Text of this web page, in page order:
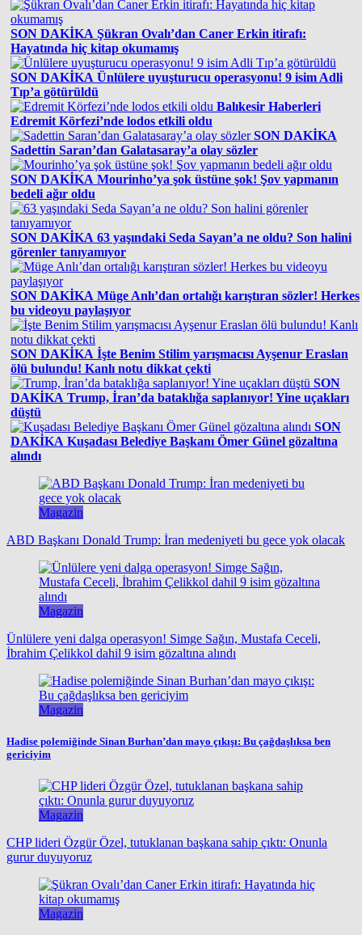
SON DAKİKA Şükran Ovalı’dan Caner Erkin itirafı:
Hayatında hiç kitap okumamış
SON DAKİKA Ünlülere uyuşturucu operasyonu! 9 isim Adli
Tıp’a götürüldü
Balıkesir Haberleri
Edremit Körfezi’nde lodos etkili oldu
SON DAKİKA
Sadettin Saran’dan Galatasaray’a olay sözler
SON DAKİKA Mourinho’ya şok üstüne şok! Şov yapmanın
bedeli ağır oldu
SON DAKİKA 63 yaşındaki Seda Sayan’a ne oldu? Son halini
görenler tanıyamıyor
SON DAKİKA Müge Anlı’dan ortalığı karıştıran sözler! Herkes
bu videoyu paylaşıyor
SON DAKİKA İşte Benim Stilim yarışmacısı Ayşenur Eraslan
ölü bulundu! Kanlı notu dikkat çekti
SON
DAKİKA Trump, İran’da bataklığa saplanıyor! Yine uçakları
düştü
SON
DAKİKA Kuşadası Belediye Başkanı Ömer Günel gözaltına
alındı
Magazin
ABD Başkanı Donald Trump: İran medeniyeti bu gece yok olacak
Magazin
Ünlülere yeni dalga operasyon! Simge Sağın, Mustafa Ceceli,
İbrahim Çelikkol dahil 9 isim gözaltına alındı
Magazin
Hadise polemiğinde Sinan Burhan’dan mayo çıkışı: Bu çağdaşlıksa ben
gericiyim
Magazin
CHP lideri Özgür Özel, tutuklanan başkana sahip çıktı: Onunla
gurur duyuyoruz
Magazin